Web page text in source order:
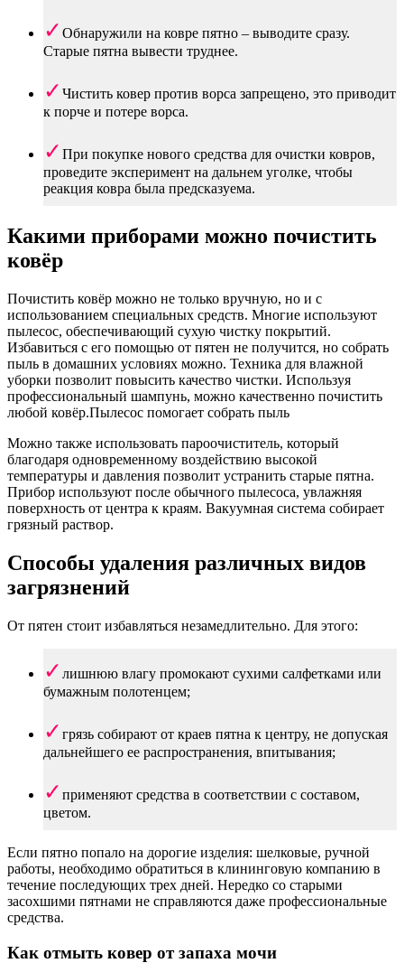
Обнаружили на ковре пятно – выводите сразу.
Старые пятна вывести труднее.
Чистить ковер против ворса запрещено, это приводит
к порче и потере ворса.
При покупке нового средства для очистки ковров,
проведите эксперимент на дальнем уголке, чтобы
реакция ковра была предсказуема.
Какими приборами можно почистить
ковёр
Почистить ковёр можно не только вручную, но и с
использованием специальных средств. Многие используют
пылесос, обеспечивающий сухую чистку покрытий.
Избавиться с его помощью от пятен не получится, но собрать
пыль в домашних условиях можно. Техника для влажной
уборки позволит повысить качество чистки. Используя
профессиональный шампунь, можно качественно почистить
любой ковёр.Пылесос помогает собрать пыль
Можно также использовать пароочиститель, который
благодаря одновременному воздействию высокой
температуры и давления позволит устранить старые пятна.
Прибор используют после обычного пылесоса, увлажняя
поверхность от центра к краям. Вакуумная система собирает
грязный раствор.
Способы удаления различных видов
загрязнений
От пятен стоит избавляться незамедлительно. Для этого:
лишнюю влагу промокают сухими салфетками или
бумажным полотенцем;
грязь собирают от краев пятна к центру, не допуская
дальнейшего ее распространения, впитывания;
применяют средства в соответствии с составом,
цветом.
Если пятно попало на дорогие изделия: шелковые, ручной
работы, необходимо обратиться в клининговую компанию в
течение последующих трех дней. Нередко со старыми
засохшими пятнами не справляются даже профессиональные
средства.
Как отмыть ковер от запаха мочи